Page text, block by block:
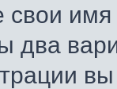
свои
два